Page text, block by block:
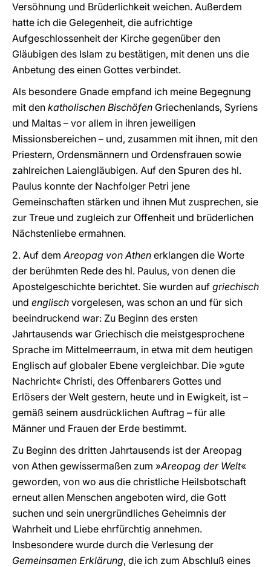
Versöhnung und Brüderlichkeit weichen. Außerdem
hatte ich die Gelegenheit, die aufrichtige
Aufgeschlossenheit der Kirche gegenüber den
Gläubigen des Islam zu bestätigen, mit denen uns die
Anbetung des einen Gottes verbindet.
Als besondere Gnade empfand ich meine Begegnung
mit den katholischen Bischöfen Griechenlands, Syriens
und Maltas – vor allem in ihren jeweiligen
Missionsbereichen – und, zusammen mit ihnen, mit den
Priestern, Ordensmännern und Ordensfrauen sowie
zahlreichen Laiengläubigen. Auf den Spuren des hl.
Paulus konnte der Nachfolger Petri jene
Gemeinschaften stärken und ihnen Mut zusprechen, sie
zur Treue und zugleich zur Offenheit und brüderlichen
Nächstenliebe ermahnen.
2. Auf demAreopag von Athen erklangen die Worte
der berühmten Rede des hl. Paulus, von denen die
Apostelgeschichte berichtet. Sie wurden auf griechisch
und englisch vorgelesen, was schon an und für sich
beeindruckend war: Zu Beginn des ersten
Jahrtausends war Griechisch die meistgesprochene
Sprache im Mittelmeerraum, in etwa mit dem heutigen
Englisch auf globaler Ebene vergleichbar. Die »gute
Nachricht« Christi, des Offenbarers Gottes und
Erlösers der Welt gestern, heute und in Ewigkeit, ist –
gemäß seinem ausdrücklichen Auftrag – für alle
Männer und Frauen der Erde bestimmt.
Zu Beginn des dritten Jahrtausends ist der Areopag
von Athen gewissermaßen zum »Areopag der Welt«
geworden, von wo aus die christliche Heilsbotschaft
erneut allen Menschen angeboten wird, die Gott
suchen und sein unergründliches Geheimnis der
Wahrheit und Liebe ehrfürchtig annehmen.
Insbesondere wurde durch die Verlesung der
Gemeinsamen Erklärung, die ich zum Abschluß eines